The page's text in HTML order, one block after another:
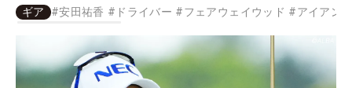
ギア #安田祐香 # ドライバー #フェアウェイウッド #アイアン